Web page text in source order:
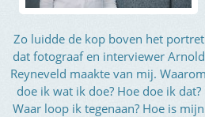
Zo luidde de kop boven het portret
dat fotograaf en interviewer Arnold
Reyneveld maakte van mij. Waarom
doe ik wat ik doe? Hoe doe ik dat?
Waar loop ik tegenaan? Hoe is mijn